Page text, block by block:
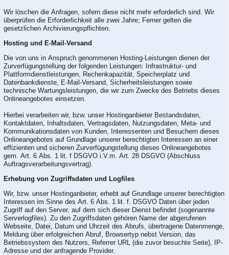
Wir löschen die Anfragen, sofern diese nicht mehr erforderlich sind. Wir
überprüfen die Erforderlichkeit alle zwei Jahre; Ferner gelten die
gesetzlichen Archivierungspflichten.
Hosting und E-Mail-Versand
Die von uns in Anspruch genommenen Hosting-Leistungen dienen der
Zurverfügungstellung der folgenden Leistungen: Infrastruktur- und
Plattformdienstleistungen, Rechenkapazität, Speicherplatz und
Datenbankdienste, E-Mail-Versand, Sicherheitsleistungen sowie
technische Wartungsleistungen, die wir zum Zwecke des Betriebs dieses
Onlineangebotes einsetzen.
Hierbei verarbeiten wir, bzw. unser Hostinganbieter Bestandsdaten,
Kontaktdaten, Inhaltsdaten, Vertragsdaten, Nutzungsdaten, Meta- und
Kommunikationsdaten von Kunden, Interessenten und Besuchern dieses
Onlineangebotes auf Grundlage unserer berechtigten Interessen an einer
effizienten und sicheren Zurverfügungstellung dieses Onlineangebotes
gem. Art. 6 Abs. 1 lit. f DSGVO i.V.m. Art. 28 DSGVO (Abschluss
Auftragsverarbeitungsvertrag).
Erhebung von Zugriffsdaten und Logfiles
Wir, bzw. unser Hostinganbieter, erhebt auf Grundlage unserer berechtigten
Interessen im Sinne des Art. 6 Abs. 1 lit. f. DSGVO Daten über jeden
Zugriff auf den Server, auf dem sich dieser Dienst befindet (sogenannte
Serverlogfiles). Zu den Zugriffsdaten gehören Name der abgerufenen
Webseite, Datei, Datum und Uhrzeit des Abrufs, übertragene Datenmenge,
Meldung über erfolgreichen Abruf, Browsertyp nebst Version, das
Betriebssystem des Nutzers, Referrer URL (die zuvor besuchte Seite), IP-
Adresse und der anfragende Provider.